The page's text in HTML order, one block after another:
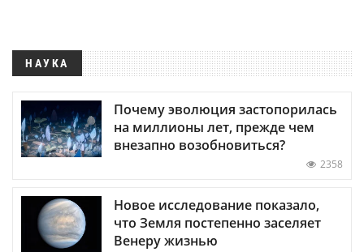
НАУКА
Почему эволюция застопорилась
на миллионы лет, прежде чем
внезапно возобновиться?
2358
Новое исследование показало,
что Земля постепенно заселяет
Венеру жизнью